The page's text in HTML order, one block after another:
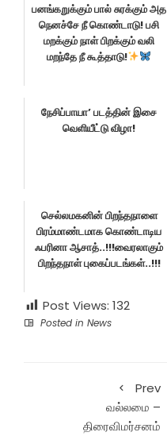
பனங்கறுக்கும் பால் சுரக்கும் அத
நெனச்சே நீ கொண்டாடு! பசி
மறக்கும் நாள் பிறக்கும் வலி
மறந்தே நீ கூத்தாடு!
நேசிப்பாயா’ படத்தின் இசை
வெளியீட்டு விழா!
செல்லமகனின் பிறந்தநாளை
பிரம்மாண்டமாக கொண்டாடிய
ஃபரினா ஆசாத்..!!!வைரலாகும்
பிறந்தநாள் புகைப்படங்கள்..!!!
Post Views: 132
Posted in News
Prev
வல்லமை –
திரைவிமர்சனம்